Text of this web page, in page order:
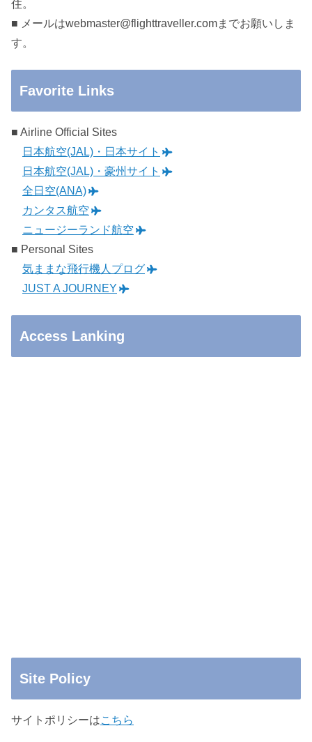
住。
■ メールはwebmaster@flighttraveller.comまでお願いしま
す。
Favorite Links
■ Airline Official Sites
日本航空(JAL)・日本サイト
日本航空(JAL)・豪州サイト
全日空(ANA)
カンタス航空
ニュージーランド航空
■ Personal Sites
気ままな飛行機人プログ
JUST A JOURNEY
Access Lanking
Site Policy
サイトポリシーはこちら